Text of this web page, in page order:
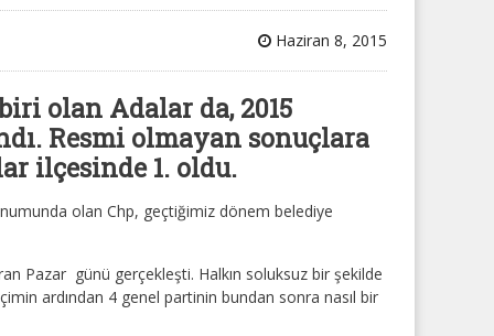
Haziran 8, 2015
olan Adalar da, 2015
Resmi olmayan sonuçlara
ilçesinde 1. oldu.
olan Chp, geçtiğimiz dönem belediye
Pazar günü gerçekleşti. Halkın soluksuz bir şekilde
ardından 4 genel partinin bundan sonra nasıl bir